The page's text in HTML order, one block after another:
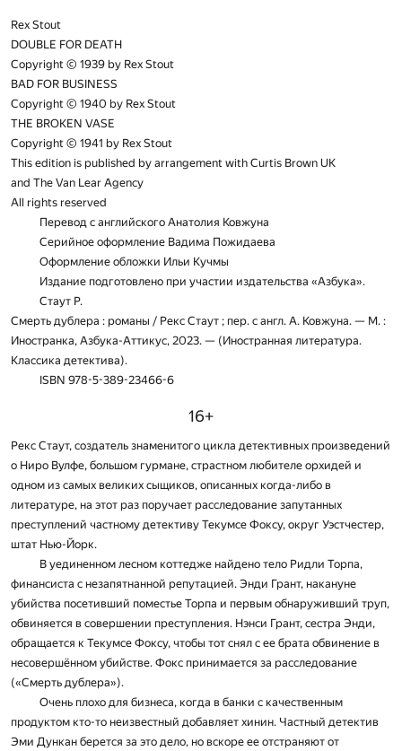
Rex Stout
DOUBLE FOR DEATH
Copyright © 1939 by Rex Stout
BAD FOR BUSINESS
Copyright © 1940 by Rex Stout
THE BROKEN VASE
Copyright © 1941 by Rex Stout
This edition is published by arrangement with Curtis Brown UK
and The Van Lear Agency
All rights reserved
Перевод с английского Анатолия Ковжуна
Серийное оформление Вадима Пожидаева
Оформление обложки Ильи Кучмы
Издание подготовлено при участии издательства «Азбука».
Стаут Р.
Смерть дублера : романы / Рекс Стаут ; пер. с англ. А. Ковжуна. — М. :
Иностранка, Азбука-Аттикус, 2023. — (Иностранная литература.
Классика детектива).
ISBN 978-5-389-23466-6
16+
Рекс Стаут, создатель знаменитого цикла детективных произведений
о Ниро Вулфе, большом гурмане, страстном любителе орхидей и
одном из самых великих сыщиков, описанных когда-либо в
литературе, на этот раз поручает расследование запутанных
преступлений частному детективу Текумсе Фоксу, округ Уэстчестер,
штат Нью-Йорк.
В уединенном лесном коттедже найдено тело Ридли Торпа,
финансиста с незапятнанной репутацией. Энди Грант, накануне
убийства посетивший поместье Торпа и первым обнаруживший труп,
обвиняется в совершении преступления. Нэнси Грант, сестра Энди,
обращается к Текумсе Фоксу, чтобы тот снял с ее брата обвинение в
несовершённом убийстве. Фокс принимается за расследование
(«Смерть дублера»).
Очень плохо для бизнеса, когда в банки с качественным
продуктом кто-то неизвестный добавляет хинин. Частный детектив
Эми Дункан берется за это дело, но вскоре ее отстраняют от